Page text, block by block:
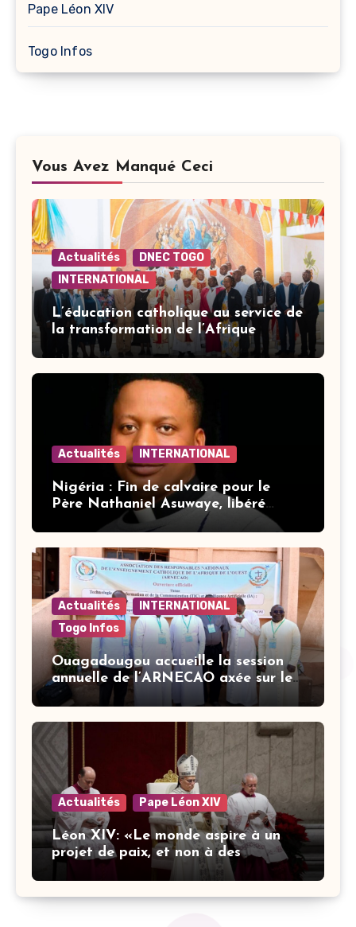
Pape Léon XIV
Togo Infos
Vous Avez Manqué Ceci
Actualités
DNEC TOGO
INTERNATIONAL
L’éducation catholique au service de
la transformation de l’Afrique
Actualités INTERNATIONAL
Nigéria : Fin de calvaire pour le
Père Nathaniel Asuwaye, libéré
après trois mois de captivité
Actualités
INTERNATIONAL
Togo Infos
Ouagadougou accueille la session
annuelle de l’ARNECAO axée sur les
défis de l’intelligence artificielle
Actualités Pape Léon XIV
Léon XIV: «Le monde aspire à un
projet de paix, et non à des
stratégies armées»